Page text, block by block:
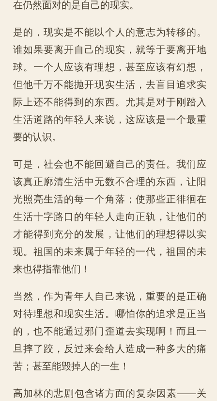
在仍然面对的是自己的现实。
是的，现实是不能以个人的意志为转移的。
谁如果要离开自己的现实，就等于要离开地
球。一个人应该有理想，甚至应该有幻想，
但他千万不能抛开现实生活，去盲目追求实
际上还不能得到的东西。尤其是对于刚踏入
生活道路的年轻人来说，这应该是一个最重
要的认识。
可是，社会也不能回避自己的责任。我们应
该真正廓清生活中无数不合理的东西，让阳
光照亮生活的每一个角落；使那些正徘徊在
生活十字路口的年轻人走向正轨，让他们的
才能得到充分的发展，让他们的理想得以实
现。祖国的未来属于年轻的一代，祖国的未
来也得指靠他们！
当然，作为青年人自己来说，重要的是正确
对待理想和现实生活。哪怕你的追求是正当
的，也不能通过邪门歪道去实现啊！而且一
旦摔了跤，反过来会给人造成一种多大的痛
苦；甚至能毁掉人的一生！
高加林的悲剧包含诸方面的复杂因素——关